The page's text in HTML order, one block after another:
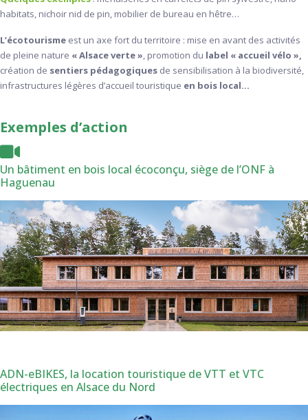
habitats, nichoir nid de pin, mobilier de bureau en hêtre…
L’écotourisme est un axe fort du territoire : mise en avant des activités
de pleine nature « Alsace verte » , promotion du label « accueil vélo »,
création de sentiers pédagogiques de sensibilisation à la biodiversité,
infrastructures légères d’accueil touristique en bois local…
Exemples d’action
Un bâtiment en bois local écoconçu, siège de l’ONF à
Haguenau
ADN-eBIKES, la location touristique de VTT et VTC
électriques en Alsace du Nord